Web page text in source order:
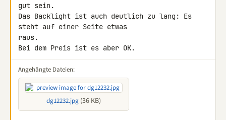
gut sein.
Das Backlight ist auch deutlich zu lang: Es
steht auf einer Seite etwas
raus.
Bei dem Preis ist es aber OK.
Angehängte Dateien:
dg12232.jpg (36 KB)